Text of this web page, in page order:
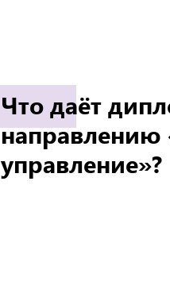
Что даёт
направлению
управление»?